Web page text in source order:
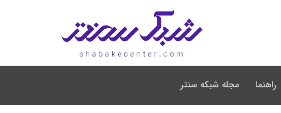
راهنما مجله شبکه سنتر